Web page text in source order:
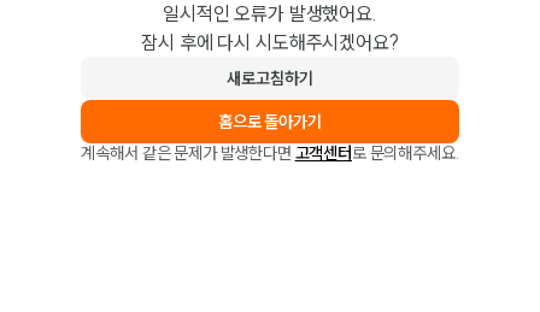
일시적인 오류가 발생했어요.
잠시 후에 다시 시도해주시겠어요?
새로고침하기
홈으로 돌아가기
계속해서 같은 문제가 발생한다면 고객센터로 문의해주세요.